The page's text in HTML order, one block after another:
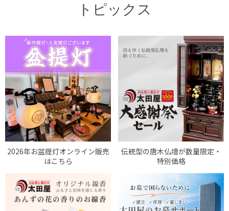
お買い物を続ける カートへ進む
トピックス
2026年お盆提灯オンライン販売
はこちら
伝統型の唐木仏壇が数量限定・
特別価格